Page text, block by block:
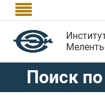

Поиск